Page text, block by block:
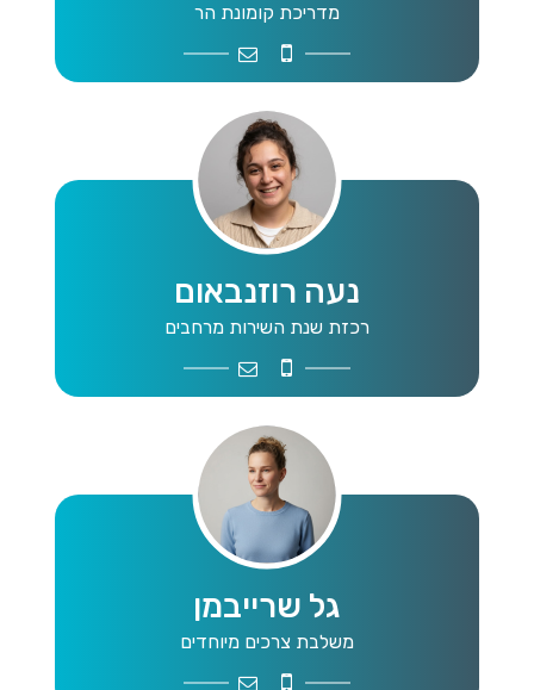
מדריכת קומונת הר
054-5614675
Shiraettinger@gmail.com
נעה רוזנבאום
רכזת שנת השירות מרחבים
052-5903384
noa424@gmail.com
גל שרייבמן
משלבת צרכים מיוחדים
054-4993886
gal8sh@gmail.com